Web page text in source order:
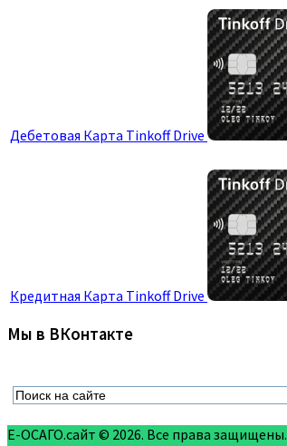
Дебетовая Карта Tinkoff Drive
Кредитная Карта Tinkoff Drive
Мы в ВКонтакте
Е-ОСАГО.сайт © 2026. Все права защищены.